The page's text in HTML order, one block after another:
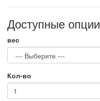
Доступные опции
вес
Кол-во